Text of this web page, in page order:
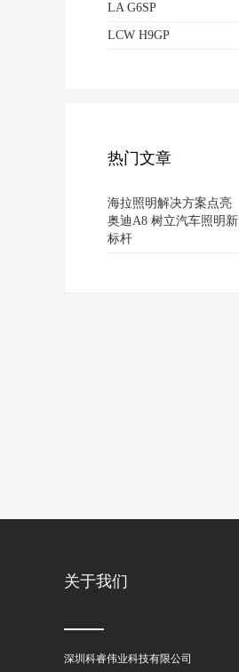
LA G6SP
LCW H9GP
热门文章
海拉照明解决方案点亮
奥迪A8 树立汽车照明新
标杆
关于我们
深圳科睿伟业科技有限公司